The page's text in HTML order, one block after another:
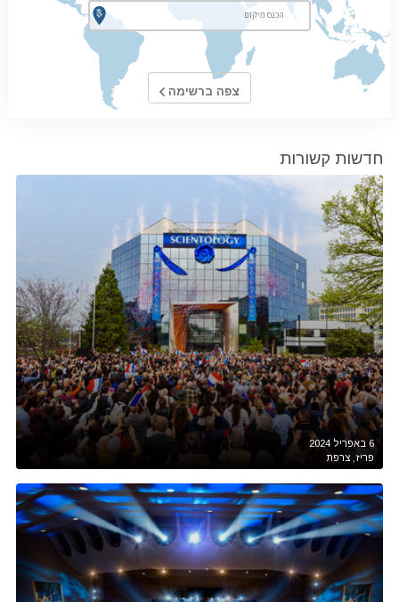
צפה ברשימה
חדשות קשורות
6 באפריל 2024
פריז, צרפת